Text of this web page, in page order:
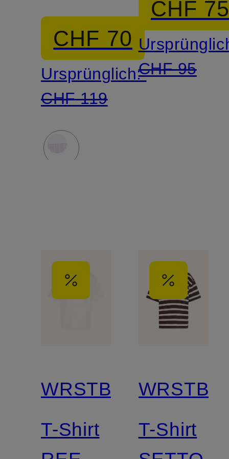
CHF 70
Ursprünglich:
CHF 119
CHF
CHF 95
WRSTBHVR
T-Shirt
T-Shirt